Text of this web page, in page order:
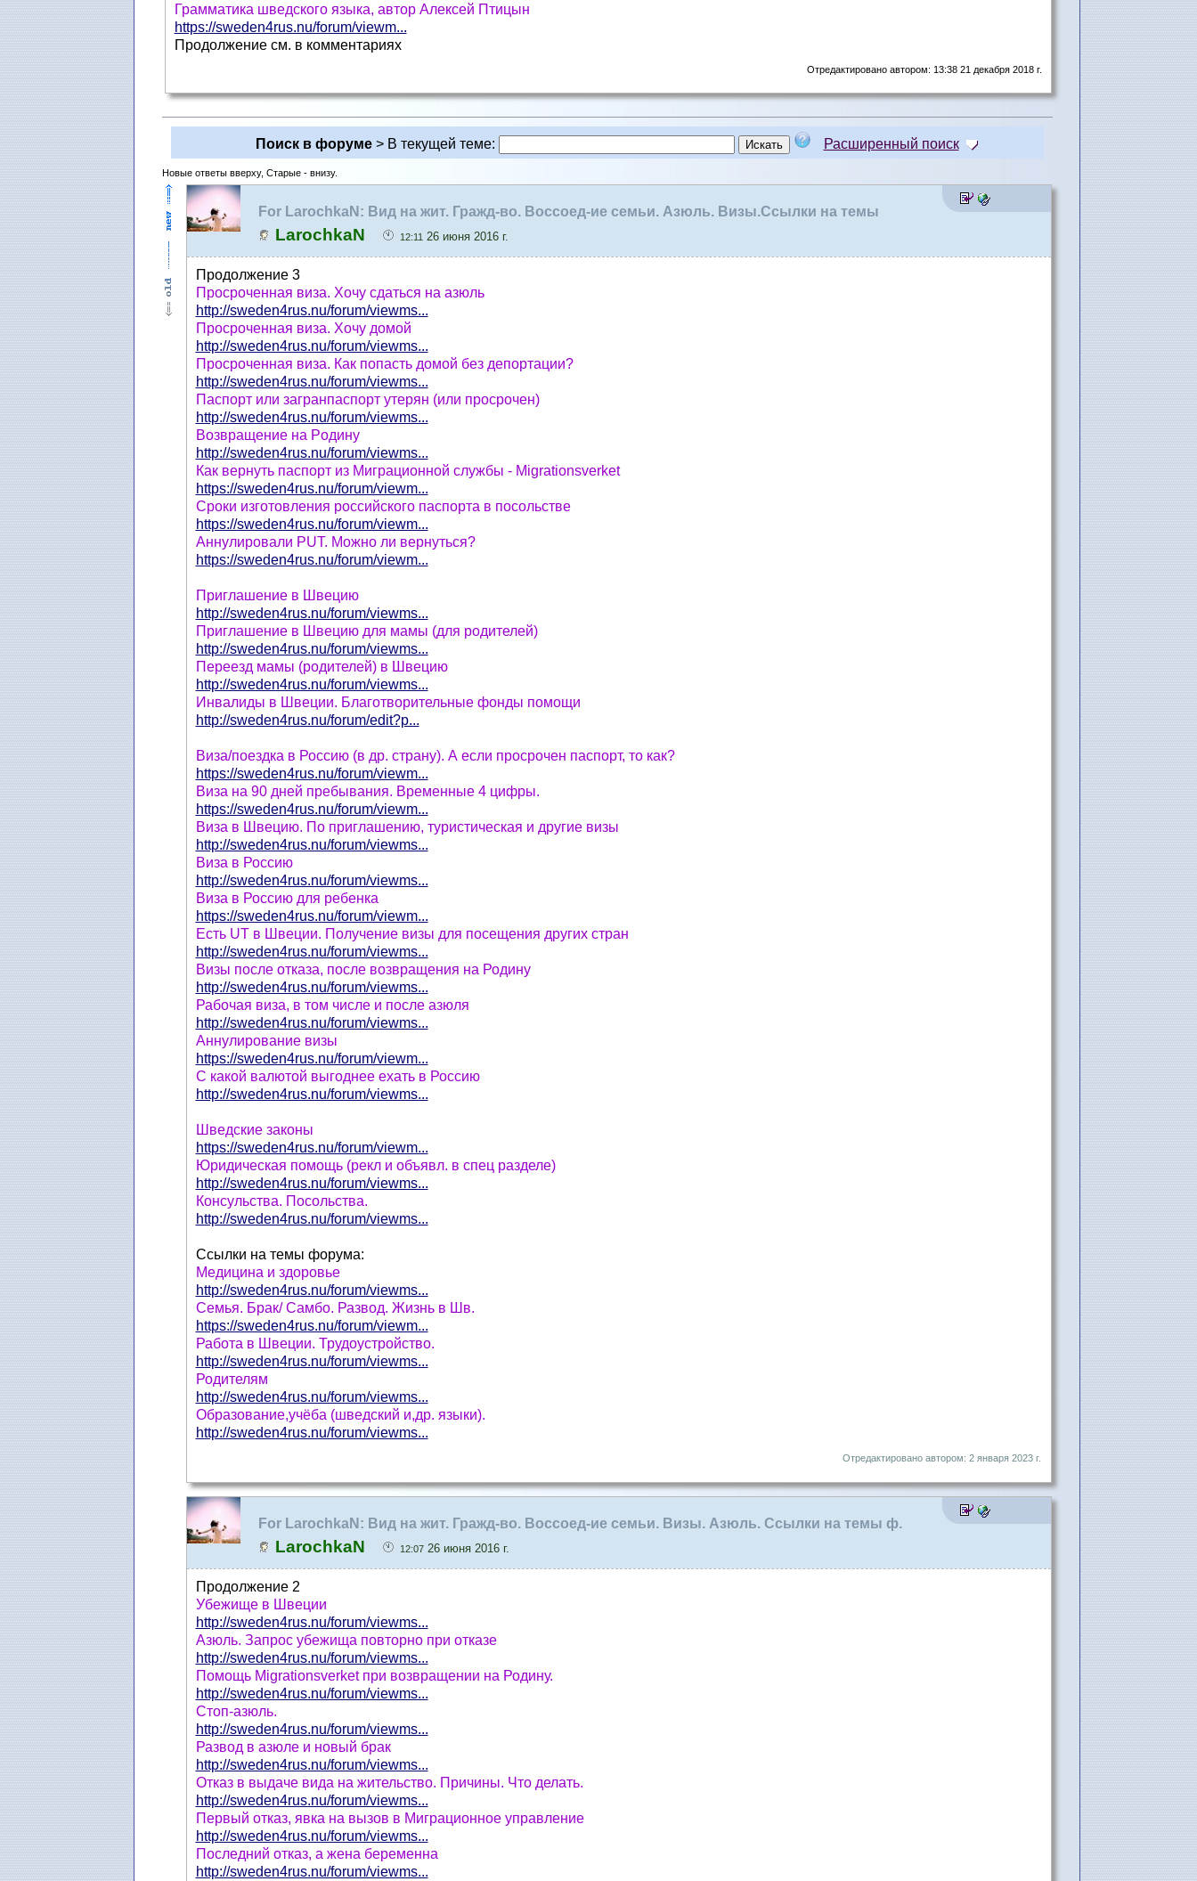
Грамматика шведского языка, автор Алексей Птицын
https://sweden4rus.nu/forum/viewm...
Продолжениe см. в комментариях
Отредактировано автором: 13:38 21 декабря 2018 г.
Поиск в форуме> В текущей теме: Расширенный поиск
Новые ответы вверху, Старые - внизу.
For LarochkaN: Вид на жит. Гражд-во. Воссоед-ие семьи. Азюль. Визы.Ссылки на темы
форума
LarochkaN 12:1126 июня 2016 г.
Продолжение 3
Просроченная виза. Хочу сдаться на азюль
http://sweden4rus.nu/forum/viewms...
Просроченная виза. Хочу домой
http://sweden4rus.nu/forum/viewms...
Просроченная виза. Как попасть домой без депортации?
http://sweden4rus.nu/forum/viewms...
Паспорт или загранпаспорт утерян (или просрочен)
http://sweden4rus.nu/forum/viewms...
Возвращение на Pодину
http://sweden4rus.nu/forum/viewms...
Как вернуть паспорт из Миграционной службы - Migrationsverket
https://sweden4rus.nu/forum/viewm...
Сроки изготовления российского паспорта в посольстве
https://sweden4rus.nu/forum/viewm...
Аннулировали PUT. Можно ли вернуться?
https://sweden4rus.nu/forum/viewm...
Приглашение в Швецию
http://sweden4rus.nu/forum/viewms...
Приглашение в Швецию для мамы (для родителей)
http://sweden4rus.nu/forum/viewms...
Переезд мамы (родителей) в Швецию
http://sweden4rus.nu/forum/viewms...
Инвалиды в Швеции. Благотворительные фонды помощи
http://sweden4rus.nu/forum/edit?p...
Виза/поездка в Россию (в др. страну). А если просрочен паспорт, то как?
https://sweden4rus.nu/forum/viewm...
Виза на 90 дней пребывания. Временные 4 цифры.
https://sweden4rus.nu/forum/viewm...
Виза в Швецию. По приглашению, туристическая и другие визы
http://sweden4rus.nu/forum/viewms...
Виза в Россию
http://sweden4rus.nu/forum/viewms...
Виза в Россию для ребенка
https://sweden4rus.nu/forum/viewm...
Есть UT в Швеции. Получение визы для посещения других стран
http://sweden4rus.nu/forum/viewms...
Визы после отказа, после возвращения на Родину
http://sweden4rus.nu/forum/viewms...
Рабочая виза, в том числе и после азюля
http://sweden4rus.nu/forum/viewms...
Аннулирование визы
https://sweden4rus.nu/forum/viewm...
С какой валютой выгоднее ехать в Россию
http://sweden4rus.nu/forum/viewms...
Шведские законы
https://sweden4rus.nu/forum/viewm...
Юридическая помощь (рекл и объявл. в спец разделе)
http://sweden4rus.nu/forum/viewms...
Консульства. Посольства.
http://sweden4rus.nu/forum/viewms...
Ссылки на темы форума:
Медицина и здоровье
http://sweden4rus.nu/forum/viewms...
Семья. Брак/ Самбо. Развод. Жизнь в Шв.
https://sweden4rus.nu/forum/viewm...
Работа в Швеции. Трудоустройство.
http://sweden4rus.nu/forum/viewms...
Родителям
http://sweden4rus.nu/forum/viewms...
Образование,учёба (шведский и,др. языки).
http://sweden4rus.nu/forum/viewms...
Отредактировано автором: 2 января 2023 г.
For LarochkaN: Вид на жит. Гражд-во. Воссоед-ие семьи. Визы. Азюль. Ссылки на темы ф.
LarochkaN 12:0726 июня 2016 г.
Продолжение 2
Убежище в Швеции
http://sweden4rus.nu/forum/viewms...
Азюль. Запрос убежища повторно при отказе
http://sweden4rus.nu/forum/viewms...
Помощь Migrationsverket при возвращении на Родину.
http://sweden4rus.nu/forum/viewms...
Стоп-азюль.
http://sweden4rus.nu/forum/viewms...
Развод в азюле и новый брак
http://sweden4rus.nu/forum/viewms...
Отказ в выдаче вида на жительство. Причины. Что делать.
http://sweden4rus.nu/forum/viewms...
Первый отказ, явка на вызов в Миграционное управление
http://sweden4rus.nu/forum/viewms...
Последний отказ, а жена беременна
http://sweden4rus.nu/forum/viewms...